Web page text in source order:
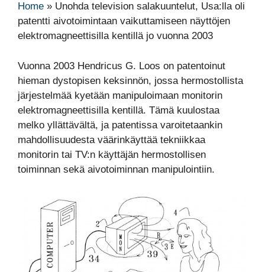
Home » Unohda television salakuuntelut, Usa:lla oli
patentti aivotoimintaan vaikuttamiseen näyttöjen
elektromagneettisilla kentillä jo vuonna 2003
Vuonna 2003 Hendricus G. Loos on patentoinut
hieman dystopisen keksinnön, jossa hermostollista
järjestelmää kyetään manipuloimaan monitorin
elektromagneettisilla kentillä. Tämä kuulostaa
melko yllättävältä, ja patentissa varoitetaankin
mahdollisuudesta väärinkäyttää tekniikkaa
monitorin tai TV:n käyttäjän hermostollisen
toiminnan sekä aivotoiminnan manipulointiin.